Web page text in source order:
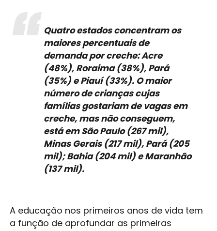
Quatro estados concentram os
maiores percentuais de
demanda por creche: Acre
(48%), Roraima (38%), Pará
(35%) e Piauí (33%). O maior
número de crianças cujas
famílias gostariam de vagas em
creche, mas não conseguem,
está em São Paulo (267 mil),
Minas Gerais (217 mil), Pará (205
mil); Bahia (204 mil) e Maranhão
(137 mil).
A educação nos primeiros anos de vida tem
a função de aprofundar as primeiras